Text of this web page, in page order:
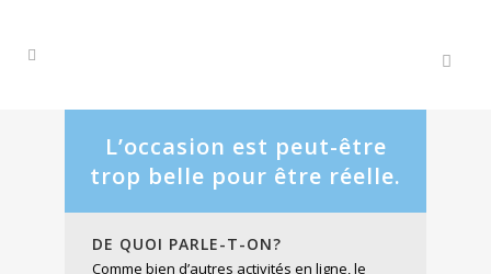
L’occasion est peut-être
trop belle pour être réelle.
DE QUOI PARLE-T-ON?
Comme bien d’autres activités en ligne, le